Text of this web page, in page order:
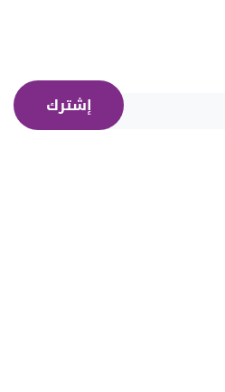
إشترك